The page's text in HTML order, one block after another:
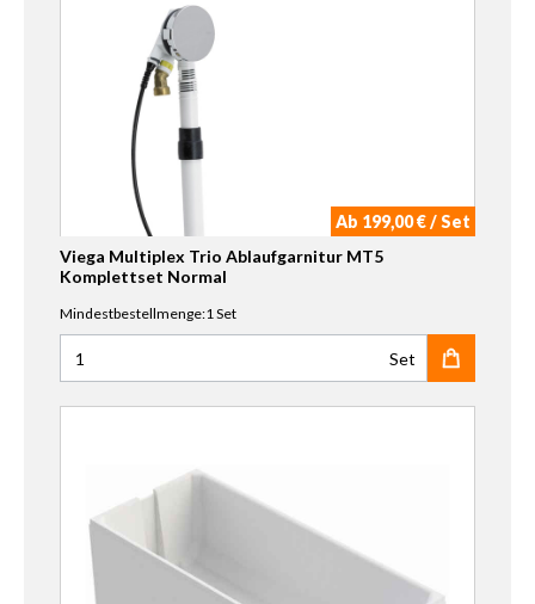
Ab 199,00 € / Set
Viega Multiplex Trio Ablaufgarnitur MT5
Komplettset Normal
Mindestbestellmenge:1 Set
Anzahl für Viega Multiplex Trio Ablaufgarnitur MT5
Set